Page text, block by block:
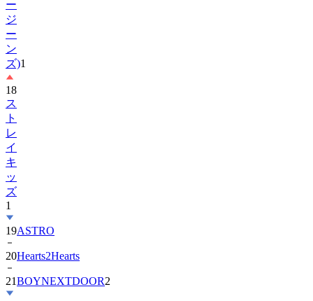
ー
ン
ズ)
18
ス
ト
レ
イ
キ
ッ
ズ
1
19
20Hearts2Hearts
21BOYNEXTDOOR
22
キ